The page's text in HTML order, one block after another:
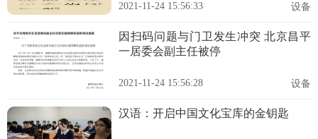
2021-11-24 15:56:33 设备
因扫码问题与门卫发生冲突 北京昌平
一居委会副主任被停
2021-11-24 15:56:28 设备
汉语：开启中国文化宝库的金钥匙